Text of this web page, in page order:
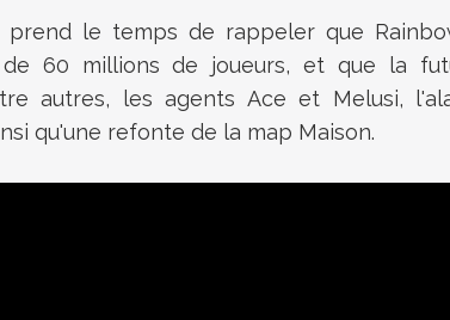
prend le temps de rappeler que
de 60 millions de joueurs, et que la
autres, les agents Ace et Melusi,
qu'une refonte de la map Maison.